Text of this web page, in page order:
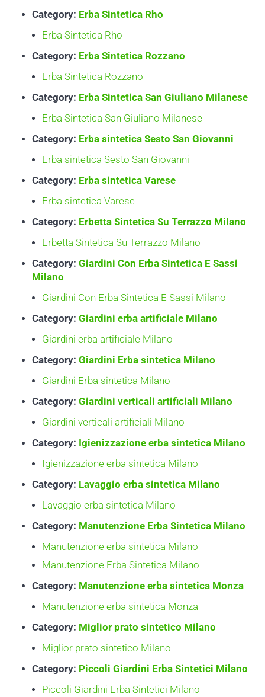
Category: Erba Sintetica Rho
Erba Sintetica Rho
Category: Erba Sintetica Rozzano
Erba Sintetica Rozzano
Category: Erba Sintetica San Giuliano Milanese
Erba Sintetica San Giuliano Milanese
Category: Erba sintetica Sesto San Giovanni
Erba sintetica Sesto San Giovanni
Category: Erba sintetica Varese
Erba sintetica Varese
Category: Erbetta Sintetica Su Terrazzo Milano
Erbetta Sintetica Su Terrazzo Milano
Category:Giardini Con Erba Sintetica E Sassi
Milano
Giardini Con Erba Sintetica E Sassi Milano
Category:Giardini erba artificiale Milano
Giardini erba artificiale Milano
Category:Giardini Erba sintetica Milano
Giardini Erba sintetica Milano
Category:Giardini verticali artificiali Milano
Giardini verticali artificiali Milano
Category: Igienizzazione erba sintetica Milano
Igienizzazione erba sintetica Milano
Category: Lavaggio erba sintetica Milano
Lavaggio erba sintetica Milano
Category: Manutenzione Erba Sintetica Milano
Manutenzione erba sintetica Milano
Manutenzione Erba Sintetica Milano
Category: Manutenzione erba sintetica Monza
Manutenzione erba sintetica Monza
Category: Miglior prato sintetico Milano
Miglior prato sintetico Milano
Category: Piccoli Giardini Erba Sintetici Milano
Piccoli Giardini Erba Sintetici Milano